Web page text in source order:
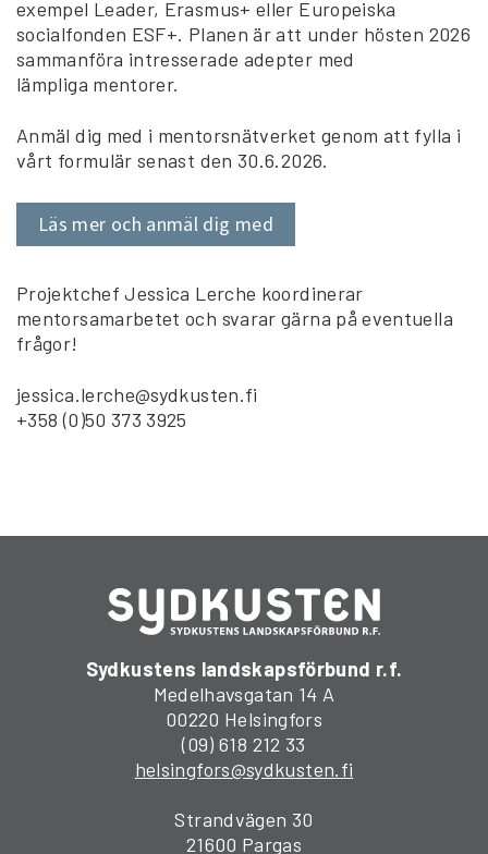
exempel Leader, Erasmus+ eller Europeiska
socialfonden ESF+. Planen är att under hösten 2026
sammanföra intresserade adepter med
lämpliga mentorer.
Anmäl dig med i mentorsnätverket genom att fylla i
vårt formulär senast den 30.6.2026.
Läs mer och anmäl dig med
Projektchef Jessica Lerche koordinerar
mentorsamarbetet och svarar gärna på eventuella
frågor!
jessica.lerche@sydkusten.fi
+358 (0)50 373 3925
Sydkustens landskapsförbund r.f.
Medelhavsgatan 14 A
00220 Helsingfors
(09) 618 212 33
helsingfors@sydkusten.fi
Strandvägen 30
21600 Pargas